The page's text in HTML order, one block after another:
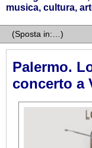
musica, cultura,
Palermo.
concerto a